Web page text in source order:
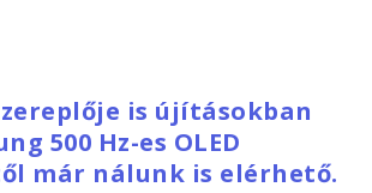
is újításokban
500 Hz-es OLED
már nálunk is elérhető.